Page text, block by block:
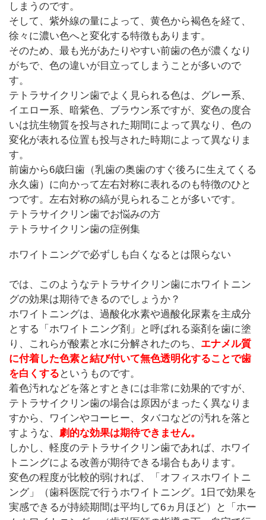
しまうのです。
そして、紫外線の量によって、黄色から褐色を経て、
徐々に濃い色へと変化する特徴もあります。
そのため、最も光があたりやすい前歯の色が濃くなり
がちで、色の違いが目立ってしまうことが多いので
す。
テトラサイクリン歯でよく見られる色は、グレー系、
イエロー系、暗紫色、ブラウン系ですが、変色の度合
いは抗生物質を投与された期間によって異なり、色の
変化が表れる位置も投与された時期によって異なりま
す。
前歯から6歳臼歯（乳歯の奥歯のすぐ後ろに生えてくる
永久歯）に向かって左右対称に表れるのも特徴のひと
つです。左右対称の縞が見られることが多いです。
テトラサイクリン歯でお悩みの方
テトラサイクリン歯の症例集
ホワイトニングで必ずしも白くなるとは限らない
では、このようなテトラサイクリン歯にホワイトニン
グの効果は期待できるのでしょうか？
ホワイトニングは、過酸化水素や過酸化尿素を主成分
とする「ホワイトニング剤」と呼ばれる薬剤を歯に塗
り、これらが酸素と水に分解されたのち、 エナメル質
に付着した色素と結び付いて無色透明化することで歯
を白くする というものです。
着色汚れなどを落とすときには非常に効果的ですが、
テトラサイクリン歯の場合は原因がまったく異なりま
すから、ワインやコーヒー、タバコなどの汚れを落と
すような、 劇的な効果は期待できません。
しかし、軽度のテトラサイクリン歯であれば、ホワイ
トニングによる改善が期待できる場合もあります。
変色の程度が比較的弱ければ、「オフィスホワイトニ
ング」（歯科医院で行うホワイトニング。1日で効果を
実感できるが持続期間は平均して6ヵ月ほど）と「ホー